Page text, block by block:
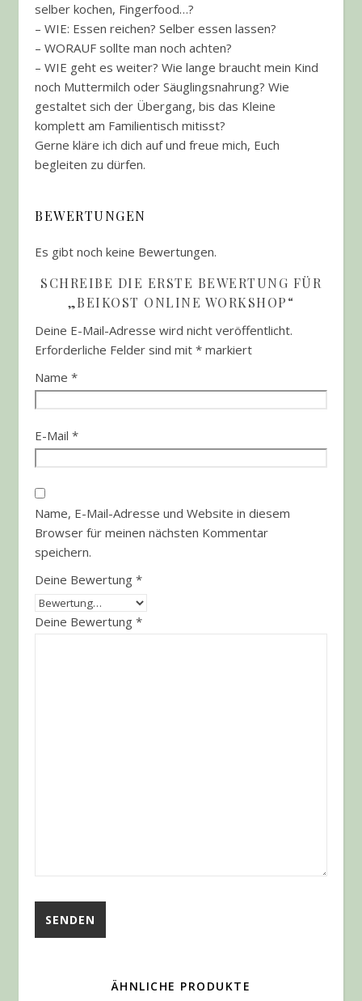
selber kochen, Fingerfood…?
– WIE: Essen reichen? Selber essen lassen?
– WORAUF sollte man noch achten?
– WIE geht es weiter? Wie lange braucht mein Kind
noch Muttermilch oder Säuglingsnahrung? Wie
gestaltet sich der Übergang, bis das Kleine
komplett am Familientisch mitisst?
Gerne kläre ich dich auf und freue mich, Euch
begleiten zu dürfen.
BEWERTUNGEN
Es gibt noch keine Bewertungen.
SCHREIBE DIE ERSTE BEWERTUNG FÜR
„BEIKOST ONLINE WORKSHOP“
Deine E-Mail-Adresse wird nicht veröffentlicht.
Erforderliche Felder sind mit * markiert
Name *
E-Mail *
Name, E-Mail-Adresse und Website in diesem
Browser für meinen nächsten Kommentar
speichern.
Deine Bewertung *
Deine Bewertung *
ÄHNLICHE PRODUKTE